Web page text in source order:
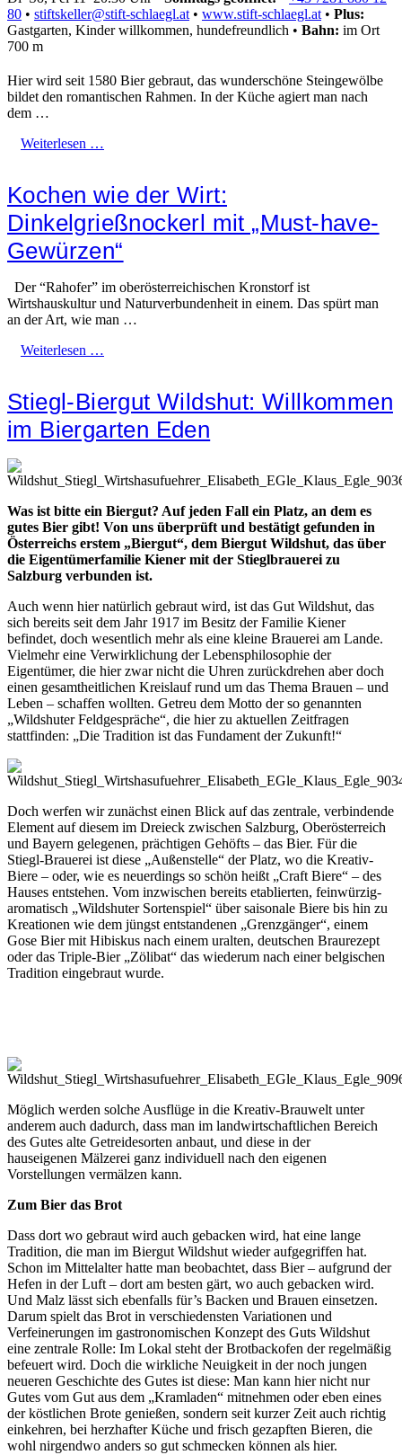
80 • stiftskeller@stift-schlaegl.at• www.stift-schlaegl.at• Plus:
Gastgarten, Kinder willkommen, hundefreundlich • Bahn: im Ort
700 m
Hier wird seit 1580 Bier gebraut, das wunderschöne Steingewölbe
bildet den romantischen Rahmen. In der Küche agiert man nach
dem …
Weiterlesen …
Kochen wie der Wirt:
Dinkelgrießnockerl mit „Must-have-
Gewürzen“
Der “Rahofer” im oberösterreichischen Kronstorf ist
Wirtshauskultur und Naturverbundenheit in einem. Das spürt man
an der Art, wie man …
Weiterlesen …
Stiegl-Biergut Wildshut: Willkommen
im Biergarten Eden
Was ist bitte ein Biergut? Auf jeden Fall ein Platz, an dem es
gutes Bier gibt! Von uns überprüft und bestätigt gefunden in
Österreichs erstem „Biergut“, dem Biergut Wildshut, das über
die Eigentümerfamilie Kiener mit der Stieglbrauerei zu
Salzburg verbunden ist.
Auch wenn hier natürlich gebraut wird, ist das Gut Wildshut, das
sich bereits seit dem Jahr 1917 im Besitz der Familie Kiener
befindet, doch wesentlich mehr als eine kleine Brauerei am Lande.
Vielmehr eine Verwirklichung der Lebensphilosophie der
Eigentümer, die hier zwar nicht die Uhren zurückdrehen aber doch
einen gesamtheitlichen Kreislauf rund um das Thema Brauen – und
Leben – schaffen wollten. Getreu dem Motto der so genannten
„Wildshuter Feldgespräche“, die hier zu aktuellen Zeitfragen
stattfinden: „Die Tradition ist das Fundament der Zukunft!“
Doch werfen wir zunächst einen Blick auf das zentrale, verbindende
Element auf diesem im Dreieck zwischen Salzburg, Oberösterreich
und Bayern gelegenen, prächtigen Gehöfts – das Bier. Für die
Stiegl-Brauerei ist diese „Außenstelle“ der Platz, wo die Kreativ-
Biere – oder, wie es neuerdings so schön heißt „Craft Biere“ – des
Hauses entstehen. Vom inzwischen bereits etablierten, feinwürzig-
aromatisch „Wildshuter Sortenspiel“ über saisonale Biere bis hin zu
Kreationen wie dem jüngst entstandenen „Grenzgänger“, einem
Gose Bier mit Hibiskus nach einem uralten, deutschen Braurezept
oder das Triple-Bier „Zölibat“ das wiederum nach einer belgischen
Tradition eingebraut wurde.
Möglich werden solche Ausflüge in die Kreativ-Brauwelt unter
anderem auch dadurch, dass man im landwirtschaftlichen Bereich
des Gutes alte Getreidesorten anbaut, und diese in der
hauseigenen Mälzerei ganz individuell nach den eigenen
Vorstellungen vermälzen kann.
Zum Bier das Brot
Dass dort wo gebraut wird auch gebacken wird, hat eine lange
Tradition, die man im Biergut Wildshut wieder aufgegriffen hat.
Schon im Mittelalter hatte man beobachtet, dass Bier – aufgrund der
Hefen in der Luft – dort am besten gärt, wo auch gebacken wird.
Und Malz lässt sich ebenfalls für’s Backen und Brauen einsetzen.
Darum spielt das Brot in verschiedensten Variationen und
Verfeinerungen im gastronomischen Konzept des Guts Wildshut
eine zentrale Rolle: Im Lokal steht der Brotbackofen der regelmäßig
befeuert wird. Doch die wirkliche Neuigkeit in der noch jungen
neueren Geschichte des Gutes ist diese: Man kann hier nicht nur
Gutes vom Gut aus dem „Kramladen“ mitnehmen oder eben eines
der köstlichen Brote genießen, sondern seit kurzer Zeit auch richtig
einkehren, bei herzhafter Küche und frisch gezapften Bieren, die
wohl nirgendwo anders so gut schmecken können als hier.